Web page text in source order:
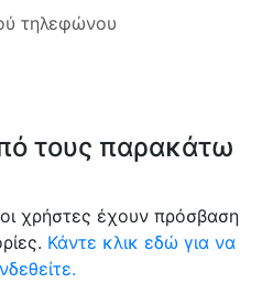
τηλεφώνου
τους παρακάτω
χρήστες έχουν πρόσβαση
Κάντε κλικ εδώ για να